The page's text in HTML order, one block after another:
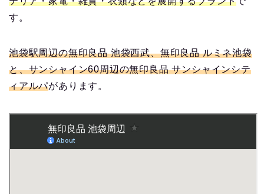
す。
池袋駅周辺の無印良品 池袋西武、無印良品 ルミネ池袋
と、サンシャイン60周辺の無印良品 サンシャインシテ
ィアルパがあります。